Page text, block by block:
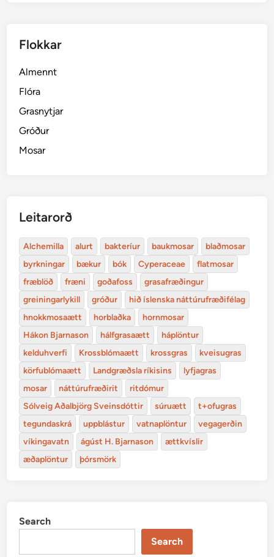
Flokkar
Almennt
Flóra
Grasnytjar
Gróður
Mosar
Leitarorð
Alchemilla alurt bakteríur baukmosar
blaðmosar
byrkningar
bækur bók Cyperaceae
flatmosar
fræblöð
fræni goðafoss
grasafræðingur
greiningarlykill
gróður
hið íslenska náttúrufræðifélag
hnokkmosaætt
horblaðka
hornmosar
Hákon Bjarnason
hálfgrasaætt
háplöntur
kelduhverfi
Krossblómaætt krossgras
kveisugras
körfublómaætt
Landgræðsla ríkisins
lyfjagras
mosar
náttúrufræðirit
ritdómur
Sólveig Aðalbjörg Sveinsdóttir
súruætt
t+ofugras
tegundaskrá
uppblástur vatnaplöntur
vegagerðin
víkingavatn
ágúst H. Bjarnason
ættkvíslir
æðaplöntur
þórsmörk
Search
Search